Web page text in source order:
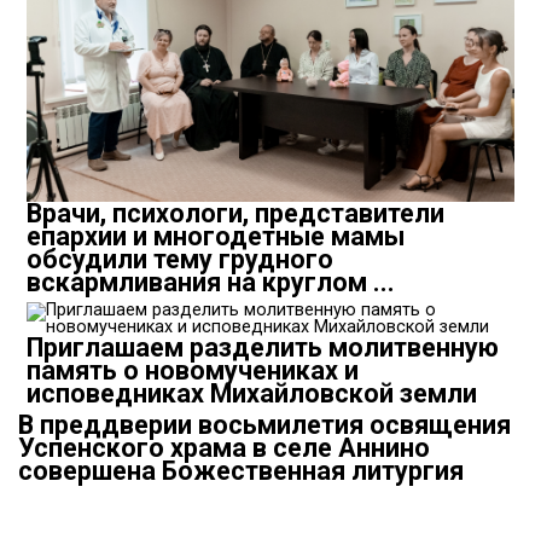
Врачи, психологи, представители
епархии и многодетные мамы
обсудили тему грудного
вскармливания на круглом ...
Приглашаем разделить молитвенную
память о новомучениках и
исповедниках Михайловской земли
В преддверии восьмилетия освящения
Успенского храма в селе Аннино
совершена Божественная литургия